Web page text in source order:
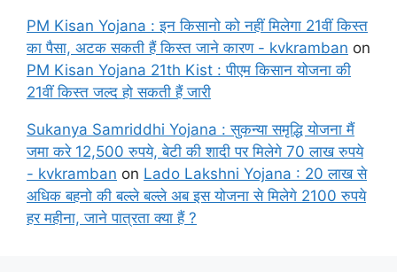
PM Kisan Yojana : इन किसानो को नहीं मिलेगा 21वीं किस्त
का पैसा, अटक सकती हैं किस्त जाने कारण - kvkramban on
PM Kisan Yojana 21th Kist : पीएम किसान योजना की
21वीं किस्त जल्द हो सकती हैं जारी
Sukanya Samriddhi Yojana : सुकन्या समृद्धि योजना मैं
जमा करे 12,500 रुपये, बेटी की शादी पर मिलेगे 70 लाख रुपये
- kvkramban on Lado Lakshni Yojana : 20 लाख से
अधिक बहनो की बल्ले बल्ले अब इस योजना से मिलेगे 2100 रुपये
हर महीना, जाने पात्रता क्या हैं ?